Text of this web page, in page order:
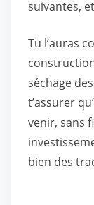
suivantes,
Tu l’auras
séchage
t’assurer
venir, sans
bien des